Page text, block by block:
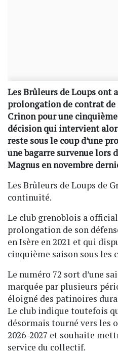
Les Brûleurs de Loups ont
prolongation de contrat de
Crinon pour une
décision qui intervient
reste sous le coup d’une
une bagarre survenue lors
Magnus en novembre
Les Brûleurs de Loups de
continuité.
Le club grenoblois a
prolongation de son
en Isère en 2021 et qui
cinquième saison sous les
Le numéro 72 sort d’une
marquée par plusieurs
éloigné des patinoires
Le club indique toutefois
désormais tourné vers les
2026-2027 et souhaite
service du collectif.